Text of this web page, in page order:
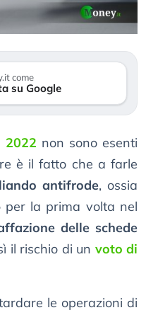
come
su Google
2022 non sono esenti
è il fatto che a farle
antifrode, ossia
per la prima volta nel
delle schede
il rischio di un voto di
le operazioni di